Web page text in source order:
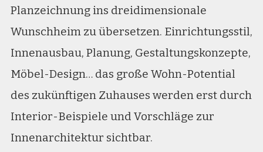
Planzeichnung ins dreidimensionale
Wunschheim zu übersetzen. Einrichtungsstil,
Innenausbau, Planung, Gestaltungskonzepte,
Möbel-Design… das große Wohn-Potential
des zukünftigen Zuhauses werden erst durch
Interior-Beispiele und Vorschläge zur
Innenarchitektur sichtbar.